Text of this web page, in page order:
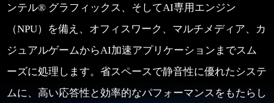
ンテル® グラフィックス、そしてAI専用エンジン
（NPU）を備え、オフィスワーク、マルチメディア、カ
ジュアルゲームからAI加速アプリケーションまでスム
ーズに処理します。省スペースで静音性に優れたシステ
ムに、高い応答性と効率的なパフォーマンスをもたらし